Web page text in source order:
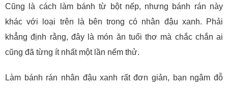
Cũng là cách làm bánh từ bột nếp, nhưng bánh rán này
khác với loại trên là bên trong có nhân đậu xanh. Phải
khẳng định rằng, đây là món ăn tuổi thơ mà chắc chắn ai
cũng đã từng ít nhất một lần nếm thử.
Làm bánh rán nhân đậu xanh rất đơn giản, bạn ngâm đỗ